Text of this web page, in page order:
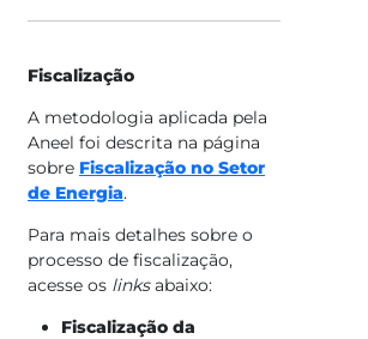
Fiscalização
A metodologia aplicada pela
Aneel foi descrita na página
sobre Fiscalização no Setor
de Energia.
Para mais detalhes sobre o
processo de fiscalização,
acesse os linksabaixo:
Fiscalização da